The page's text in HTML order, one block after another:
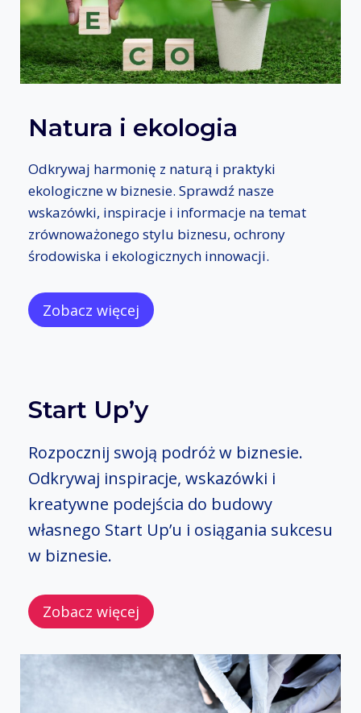
Natura i ekologia
Odkrywaj harmonię z naturą i praktyki
ekologiczne w biznesie. Sprawdź nasze
wskazówki, inspiracje i informacje na temat
zrównoważonego stylu biznesu, ochrony
środowiska i ekologicznych innowacji.
Zobacz więcej
Start Up’y
Rozpocznij swoją podróż w biznesie.
Odkrywaj inspiracje, wskazówki i
kreatywne podejścia do budowy
własnego Start Up’u i osiągania sukcesu
w biznesie.
Zobacz więcej